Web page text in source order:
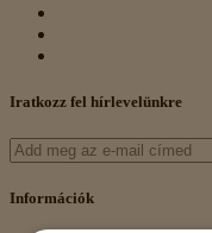
Iratkozz fel hírlevelünkre
Információk